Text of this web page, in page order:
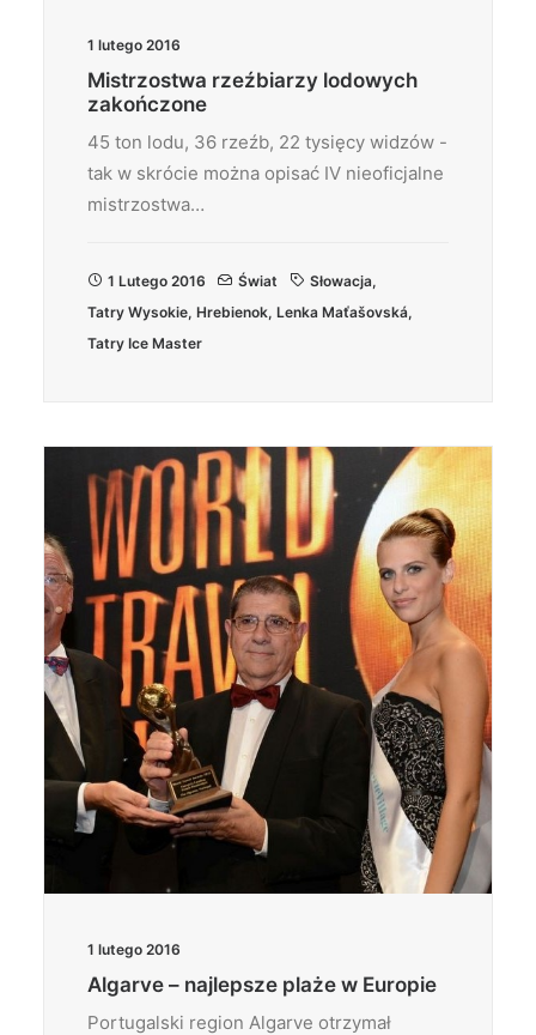
1 lutego 2016
Mistrzostwa rzeźbiarzy lodowych
zakończone
45 ton lodu, 36 rzeźb, 22 tysięcy widzów -
tak w skrócie można opisać IV nieoficjalne
mistrzostwa…
1 Lutego 2016 Świat Słowacja,
Tatry Wysokie, Hrebienok, Lenka Maťašovská,
Tatry Ice Master
1 lutego 2016
Algarve – najlepsze plaże w Europie
Portugalski region Algarve otrzymał